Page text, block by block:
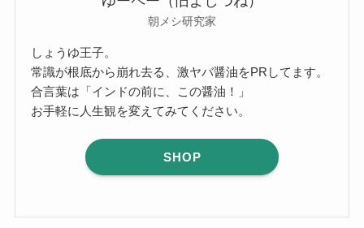
朝メシ研究家
しょうゆ王子。
常識が根底から崩れ去る、激ヤバ醤油をPRしてます。
合言葉は「インドの前に、この醤油！」
お手軽に人生観を変えてみてください。
SHOP